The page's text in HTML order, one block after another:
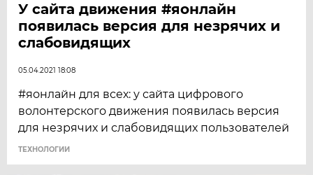
У сайта движения #яонлайн
появилась версия для незрячих и
слабовидящих
05.04.2021 18:08
#яонлайн для всех: у сайта цифрового
волонтерского движения появилась версия
для незрячих и слабовидящих пользователей
ТЕХНОЛОГИИ